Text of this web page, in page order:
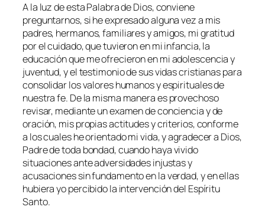
A la luz de esta Palabra de Dios, conviene
preguntarnos, si he expresado alguna vez a mis
padres, hermanos, familiares y amigos, mi gratitud
por el cuidado, que tuvieron en mi infancia, la
educación que me ofrecieron en mi adolescencia y
juventud, y el testimonio de sus vidas cristianas para
consolidar los valores humanos y espirituales de
nuestra fe. De la misma manera es provechoso
revisar, mediante un examen de conciencia y de
oración, mis propias actitudes y criterios, conforme
a los cuales he orientado mi vida, y agradecer a Dios,
Padre de toda bondad, cuando haya vivido
situaciones ante adversidades injustas y
acusaciones sin fundamento en la verdad, y en ellas
hubiera yo percibido la intervención del Espíritu
Santo.